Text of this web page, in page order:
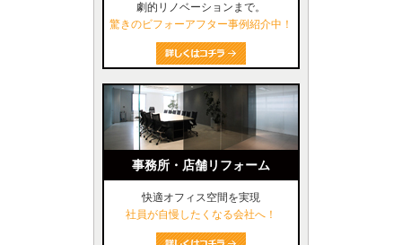
劇的リノベーションまで。
驚きのビフォーアフター事例紹介中！
事務所・店舗リフォーム
快適オフィス空間を実現
社員が自慢したくなる会社へ！